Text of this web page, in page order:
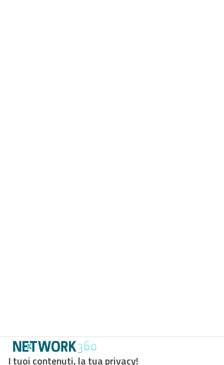
I tuoi contenuti, la tua privacy!